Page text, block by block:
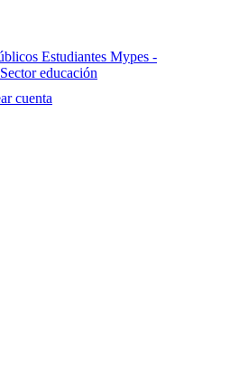
Estudiantes Mypes -
Sector educación
cuenta